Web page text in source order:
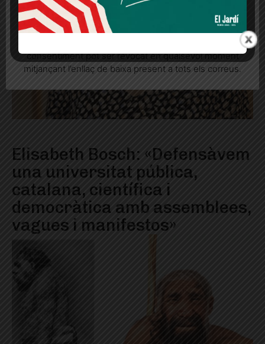
Elisabeth Bosch: «Defensàvem
una universitat pública,
catalana, científica i
democràtica amb assemblees,
vagues i manifestos»
Quan l’usuari crea un compte al Diari el Jardí, dona el
seu consentiment explícit per rebre comunicacions
consentiment pot ser revocat en qualsevol moment
mitjançant l’enllaç de baixa present a tots els correus.